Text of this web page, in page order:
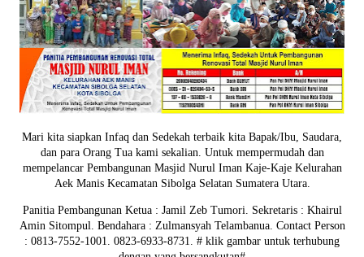
Mari kita siapkan Infaq dan Sedekah terbaik kita Bapak/Ibu, Saudara,
dan para Orang Tua kami sekalian. Untuk mempermudah dan
mempelancar Pembangunan Masjid Nurul Iman Kaje-Kaje Kelurahan
Aek Manis Kecamatan Sibolga Selatan Sumatera Utara.
Panitia Pembangunan Ketua : Jamil Zeb Tumori. Sekretaris : Khairul
Amin Sitompul. Bendahara : Zulmansyah Telambanua. Contact Person
: 0813-7552-1001. 0823-6933-8731. # klik gambar untuk terhubung